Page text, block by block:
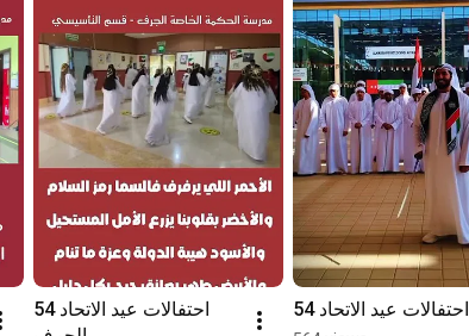
احتفالات عيد الاتحاد 54
احتفالات عيد الاتحاد 54